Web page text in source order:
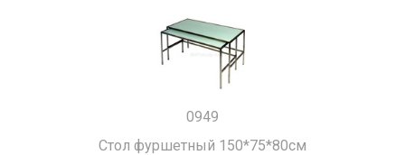
0949
Стол фуршетный 150*75*80см